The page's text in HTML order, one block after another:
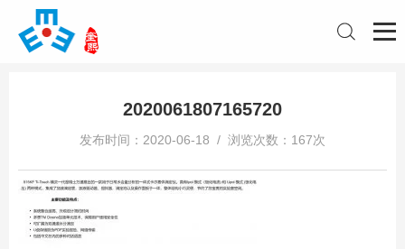
2020061807165720
发布时间：2020-06-18 / 浏览次数：167次